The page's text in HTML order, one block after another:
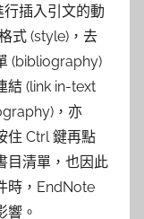
插入引文的動
式 (style)，去
(bibliography)
結 (link in-text
，亦
住 Ctrl 鍵再點
目清單，也因此
時，EndNote
響。